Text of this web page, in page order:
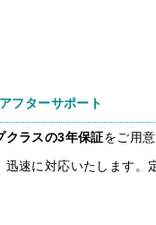
フターサポート
クラスの3年保証をご用
迅速に対応いたします。